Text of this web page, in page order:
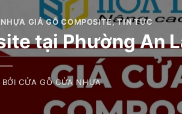
GIẢ GỖ COMPOSITE,TIN TỨC
tại Phường An
BỞICỬA GỖ CỬA NHỰA